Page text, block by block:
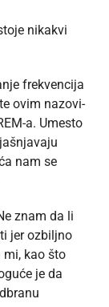
nikakvi
frekvencija
ovim nazovi-
a. Umesto
nam se
znam da li
jer ozbiljno
mi, kao što
je da